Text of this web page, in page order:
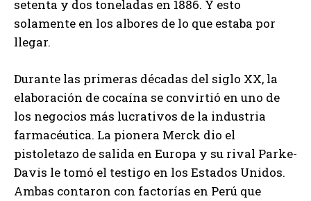
setenta y dos toneladas en 1886. Y esto
solamente en los albores de lo que estaba por
llegar.
Durante las primeras décadas del siglo XX, la
elaboración de cocaína se convirtió en uno de
los negocios más lucrativos de la industria
farmacéutica. La pionera Merck dio el
pistoletazo de salida en Europa y su rival Parke-
Davis le tomó el testigo en los Estados Unidos.
Ambas contaron con factorías en Perú que